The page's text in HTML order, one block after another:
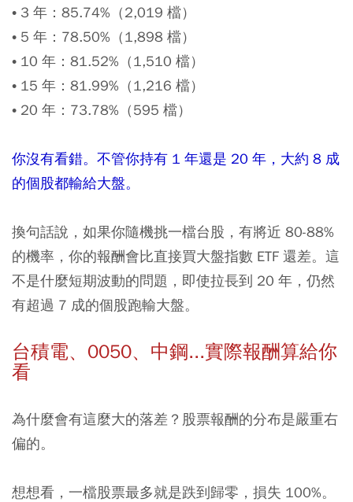
• 3 年：85.74%（2,019 檔）
• 5 年：78.50%（1,898 檔）
• 10 年：81.52%（1,510 檔）
• 15 年：81.99%（1,216 檔）
• 20 年：73.78%（595 檔）
你沒有看錯。不管你持有 1 年還是 20 年，大約 8 成
的個股都輸給大盤。
換句話說，如果你隨機挑一檔台股，有將近 80-88%
的機率，你的報酬會比直接買大盤指數 ETF 還差。這
不是什麼短期波動的問題，即使拉長到 20 年，仍然
有超過 7 成的個股跑輸大盤。
台積電、0050、中鋼...實際報酬算給你
看
為什麼會有這麼大的落差？股票報酬的分布是嚴重右
偏的。
想想看，一檔股票最多就是跌到歸零，損失 100%。